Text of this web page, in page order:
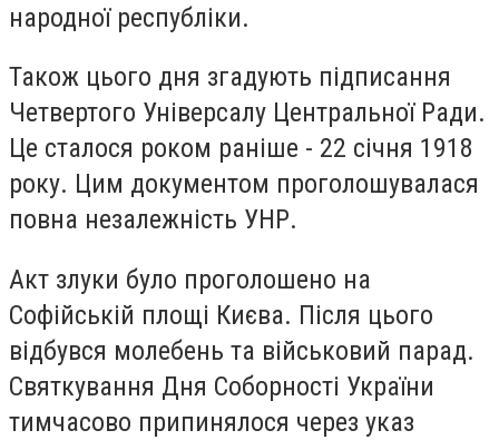
народної республіки.
Також цього дня згадують підписання
Четвертого Універсалу Центральної Ради.
Це сталося роком раніше - 22 січня 1918
року. Цим документом проголошувалася
повна незалежність УНР.
Акт злуки було проголошено на
Софійській площі Києва. Після цього
відбувся молебень та військовий парад.
Святкування Дня Соборності України
тимчасово припинялося через указ